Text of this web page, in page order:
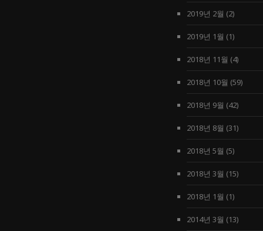
2019년 2월 (2)
2019년 1월 (1)
2018년 11월 (4)
2018년 10월 (59)
2018년 9월 (42)
2018년 8월 (31)
2018년 5월 (5)
2018년 3월 (15)
2018년 1월 (1)
2014년 3월 (13)